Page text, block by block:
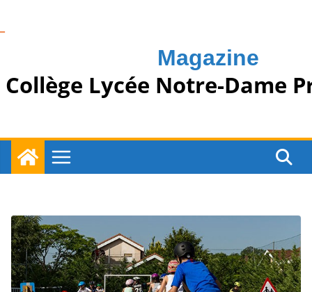
Magazine
Collège Lycée Notre-Dame